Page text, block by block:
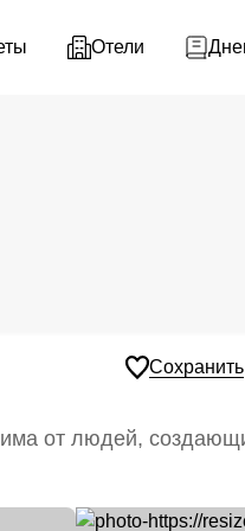
Отели
Сохранить
от людей,